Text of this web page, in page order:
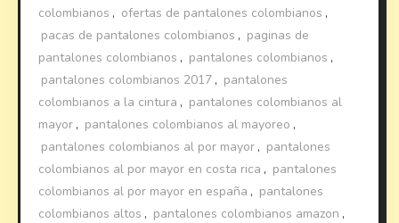
colombianos , ofertas de pantalones colombianos ,
pacas de pantalones colombianos , paginas de
pantalones colombianos , pantalones colombianos ,
pantalones colombianos 2017 , pantalones
colombianos a la cintura , pantalones colombianos al
mayor , pantalones colombianos al mayoreo ,
pantalones colombianos al por mayor , pantalones
colombianos al por mayor en costa rica , pantalones
colombianos al por mayor en españa , pantalones
colombianos altos , pantalones colombianos amazon ,